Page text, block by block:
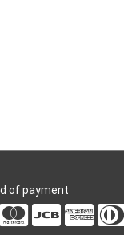
of payment